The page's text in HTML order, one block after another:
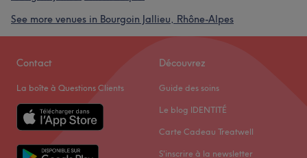
See more venues in Bourgoin Jallieu, Rhône-Alpes
Contact
La boîte à Questions Clients
Découvrez
Guide des soins
Le blog IDENTITÉ
Carte Cadeau Treatwell
S'inscrire à la newsletter